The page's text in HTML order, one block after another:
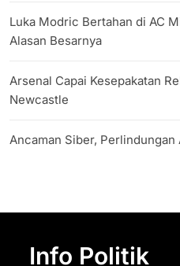
Luka Modric Bertahan di AC
Alasan Besarnya
Arsenal Capai Kesepakatan
Newcastle
Ancaman Siber, Perlindungan
Info Politik